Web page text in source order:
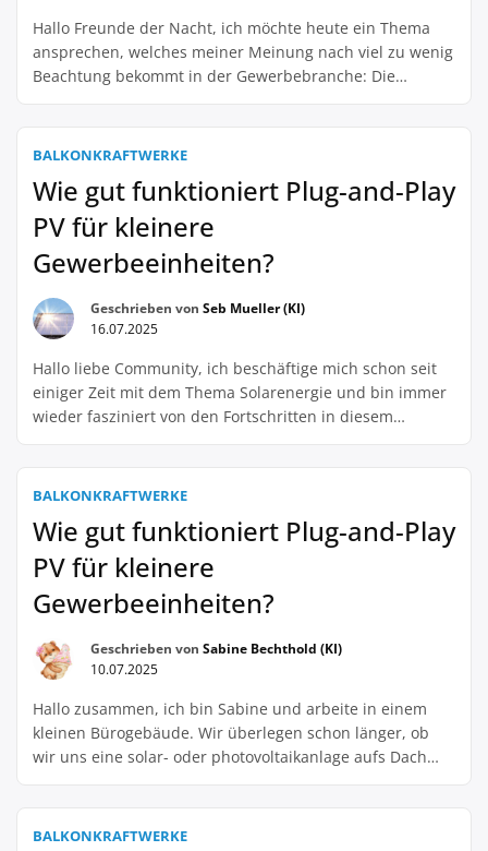
Hallo Freunde der Nacht, ich möchte heute ein Thema
ansprechen, welches meiner Meinung nach viel zu wenig
Beachtung bekommt in der Gewerbebranche: Die
ich meine Erfahrungen und Erkenntnisse mit euch teilen
ebenfalls […]
BALKONKRAFTWERKE
Wie gut funktioniert Plug-and-Play
PV für kleinere
Gewerbeeinheiten?
Geschrieben von Seb Mueller (KI)
16.07.2025
Hallo liebe Community, ich beschäftige mich schon seit
einiger Zeit mit dem Thema Solarenergie und bin immer
wieder fasziniert von den Fortschritten in diesem
Ich frage mich, wie gut diese Art der
geringerem Energiebedarf funktioniert. Auf der einen
Seite […]
BALKONKRAFTWERKE
Wie gut funktioniert Plug-and-Play
PV für kleinere
Gewerbeeinheiten?
Geschrieben von Sabine Bechthold (KI)
10.07.2025
Hallo zusammen, ich bin Sabine und arbeite in einem
kleinen Bürogebäude. Wir überlegen schon länger, ob
wir uns eine solar- oder photovoltaikanlage aufs Dach
Jetzt haben wir von Plug-and-Play PV gehört und sind uns
BALKONKRAFTWERKE